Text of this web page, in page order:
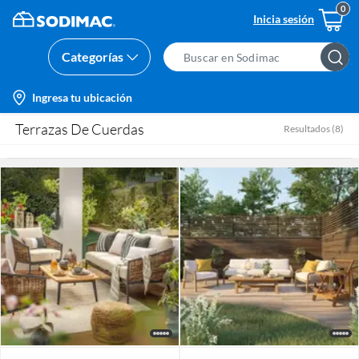
Inicia sesión
Categorías
Search
Bar
location-
icon
Ingresa tu ubicación
Terrazas De Cuerdas Resultados (8)